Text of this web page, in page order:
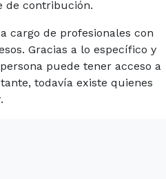
de contribución.
cargo de profesionales con
Gracias a lo específico y
puede tener acceso a
todavía existe quienes